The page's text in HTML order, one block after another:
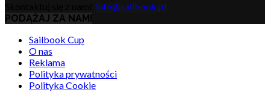
info@sailbook.pl
PODĄŻAJ ZA NAMI
Sailbook Cup
O nas
Reklama
Polityka prywatności
Polityka Cookie